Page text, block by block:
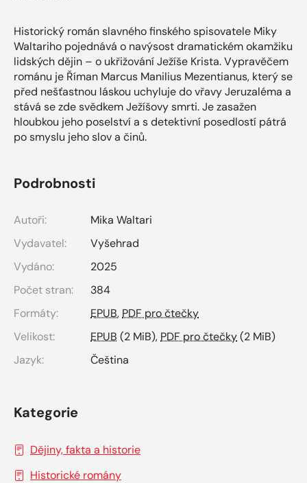
Historický román slavného finského spisovatele Miky
Waltariho pojednává o navýsost dramatickém okamžiku
lidských dějin – o ukřižování Ježíše Krista. Vypravěčem
románu je Říman Marcus Manilius Mezentianus, který se
před nešťastnou láskou uchyluje do vřavy Jeruzaléma a
stává se zde svědkem Ježíšovy smrti. Je zasažen
hloubkou jeho poselství a s detektivní posedlostí pátrá
po smyslu jeho slov a činů.
Podrobnosti
Autoři:
Mika Waltari
Vydavatel:
Vyšehrad
Vydáno:
2025
Počet stran:
384
Formáty:
EPUB, PDF pro čtečky
Velikost:
EPUB (2 MiB), PDF pro čtečky(2 MiB)
Jazyk:
Čeština
Kategorie
Dějiny, fakta a historie
Historické romány